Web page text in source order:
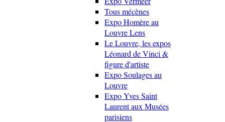
Tous mécènes
Expo Homère au
Louvre Lens
Le Louvre, les expos
Léonard de Vinci &
figure d'artiste
Expo Soulages au
Louvre
Expo Yves Saint
Laurent aux Musées
parisiens